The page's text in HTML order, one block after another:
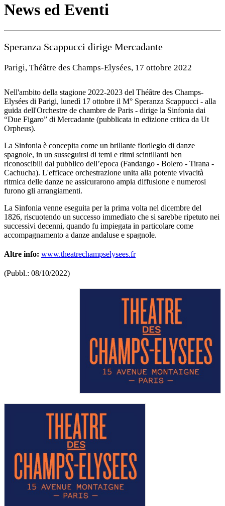
News ed Eventi
Speranza Scappucci dirige Mercadante
Parigi, Théâtre des Champs-Elysées, 17 ottobre 2022
Nell'ambito della stagione 2022-2023 del Théâtre des Champs-
Elysées di Parigi, lunedì 17 ottobre il M° Speranza Scappucci - alla
guida dell'Orchestre de chambre de Paris - dirige la Sinfonia dai
“Due Figaro” di Mercadante (pubblicata in edizione critica da Ut
Orpheus).
La Sinfonia è concepita come un brillante florilegio di danze
spagnole, in un susseguirsi di temi e ritmi scintillanti ben
riconoscibili dal pubblico dell’epoca (Fandango - Bolero - Tirana -
Cachucha). L'efficace orchestrazione unita alla potente vivacità
ritmica delle danze ne assicurarono ampia diffusione e numerosi
furono gli arrangiamenti.
La Sinfonia venne eseguita per la prima volta nel dicembre del
1826, riscuotendo un successo immediato che si sarebbe ripetuto nei
successivi decenni, quando fu impiegata in particolare come
accompagnamento a danze andaluse e spagnole.
Altre info: www.theatrechampselysees.fr
(Pubbl.: 08/10/2022)